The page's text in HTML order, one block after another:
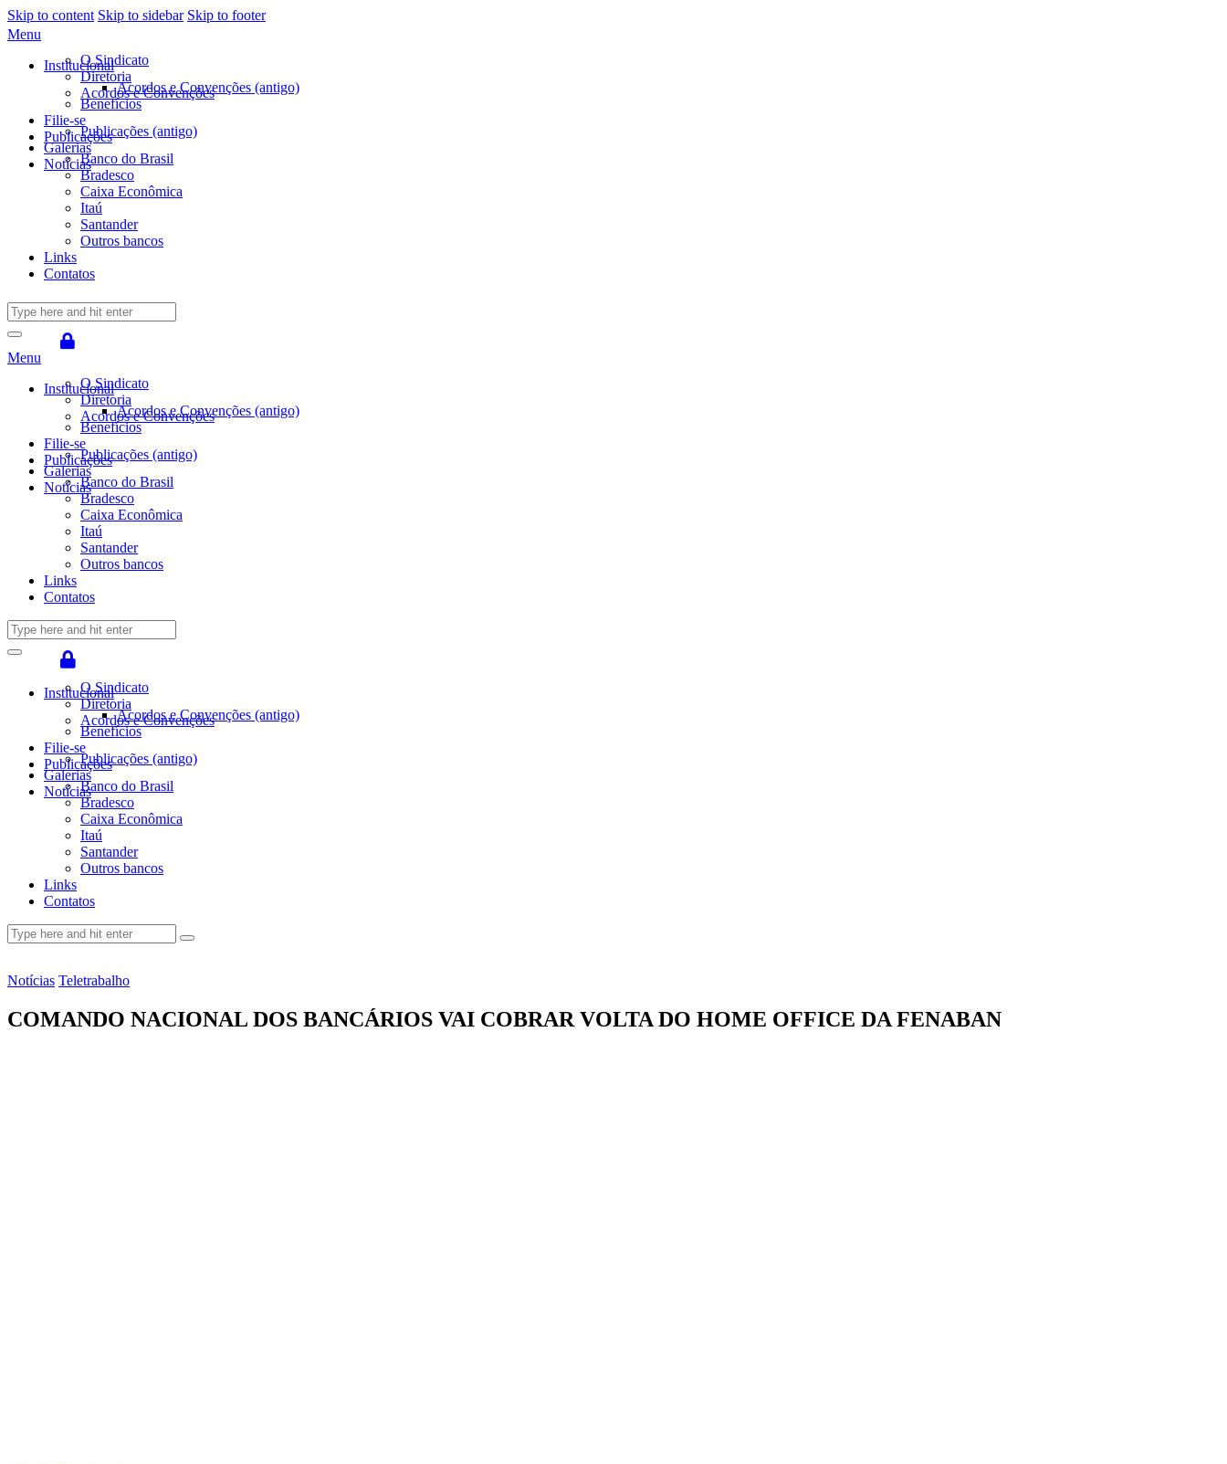
Skip to content Skip to sidebar Skip to footer
Menu
InstitucionalO Sindicato
Diretoria
Acordos e Convenções
Acordos e Convenções (antigo)
Benefícios
Filie-se
PublicaçõesPublicações (antigo)
Galerias
NotíciasBanco do Brasil
Bradesco
Caixa Econômica
Itaú
Santander
Outros bancos
Links
Contatos
Menu
InstitucionalO Sindicato
Diretoria
Acordos e Convenções
Acordos e Convenções (antigo)
Benefícios
Filie-se
PublicaçõesPublicações (antigo)
Galerias
NotíciasBanco do Brasil
Bradesco
Caixa Econômica
Itaú
Santander
Outros bancos
Links
Contatos
InstitucionalO Sindicato
Diretoria
Acordos e Convenções
Acordos e Convenções (antigo)
Benefícios
Filie-se
PublicaçõesPublicações (antigo)
Galerias
NotíciasBanco do Brasil
Bradesco
Caixa Econômica
Itaú
Santander
Outros bancos
Links
Contatos
Notícias Teletrabalho
COMANDO NACIONAL DOS BANCÁRIOS VAI COBRAR VOLTA DO HOME OFFICE DA FENABAN